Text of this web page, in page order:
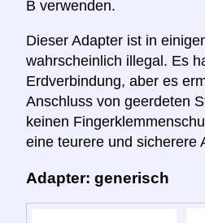
B verwenden.
Dieser Adapter ist in
wahrscheinlich illegal. Es
Erdverbindung, aber es
Anschluss von geerdeten
keinen
eine teurere und sicherere
Adapter: generisch